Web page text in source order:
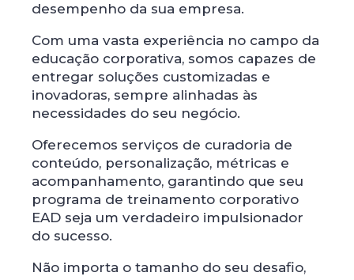
desempenho da sua empresa.
Com uma vasta experiência no campo da
educação corporativa, somos capazes de
entregar soluções customizadas e
inovadoras, sempre alinhadas às
necessidades do seu negócio.
Oferecemos serviços de curadoria de
conteúdo, personalização, métricas e
acompanhamento, garantindo que seu
programa de treinamento corporativo
EAD seja um verdadeiro impulsionador
do sucesso.
Não importa o tamanho do seu desafio,